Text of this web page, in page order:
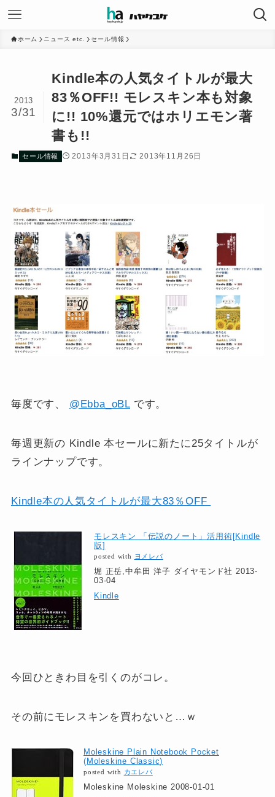
ホーム ニュース etc. セール情報
Kindle本の人気タイトルが最大
83％OFF!! モレスキン本も対象
に!! 10%還元ではホリエモン著
書も!!
2013
3/31
セール情報 2013年3月31日 2013年11月26日
毎度です、 @Ebba_oBL です。
毎週更新の Kindle 本セールに新たに25タイトルが
ラインナップです。
Kindle本の人気タイトルが最大83％OFF
モレスキン 「伝説のノート」活用術[Kindle
版]
posted with ヨメレバ
堀 正岳,中牟田 洋子 ダイヤモンド社 2013-
03-04
Kindle
今回ひときわ目を引くのがコレ。
その前にモレスキンを買わないと…ｗ
Moleskine Plain Notebook Pocket
(Moleskine Classic)
posted with カエレバ
Moleskine Moleskine 2008-01-01